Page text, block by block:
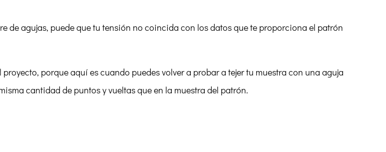
de agujas, puede que tu tensión no coincida con los datos que te proporciona el patrón
proyecto, porque aquí es cuando puedes volver a probar a tejer tu muestra con una aguja
cantidad de puntos y vueltas que en la muestra del patrón.